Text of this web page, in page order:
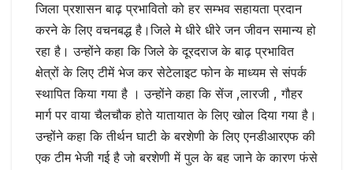
जिला प्रशासन बाढ़ प्रभावितो को हर सम्भव सहायता प्रदान
करने के लिए वचनबद्ध है।जिले मे धीरे धीरे जन जीवन समान्य हो
रहा है। उन्होंने कहा कि जिले के दूरदराज के बाढ़ प्रभावित
क्षेत्रों के लिए टीमें भेज कर सेटेलाइट फोन के माध्यम से संपर्क
स्थापित किया गया है । उन्होंने कहा कि सेंज ,लारजी , गौहर
मार्ग पर वाया चैलचौक होते यातायात के लिए खोल दिया गया है।
उन्होंने कहा कि तीर्थन घाटी के बरशेणी के लिए एनडीआरएफ की
एक टीम भेजी गई है जो बरशेणी में पुल के बह जाने के कारण फंसे